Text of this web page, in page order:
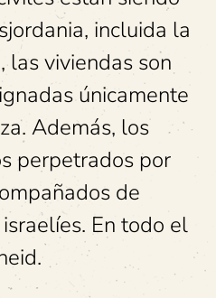
incluida la
las viviendas son
únicamente
Además, los
perpetrados por
de
En todo el